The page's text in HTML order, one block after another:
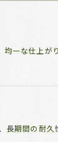
一な仕上が
期間の耐久